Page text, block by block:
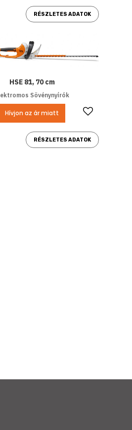
RÉSZLETES ADATOK
HSE 81, 70 cm
Sövénynyírók
Hívjon az ár miatt
RÉSZLETES ADATOK